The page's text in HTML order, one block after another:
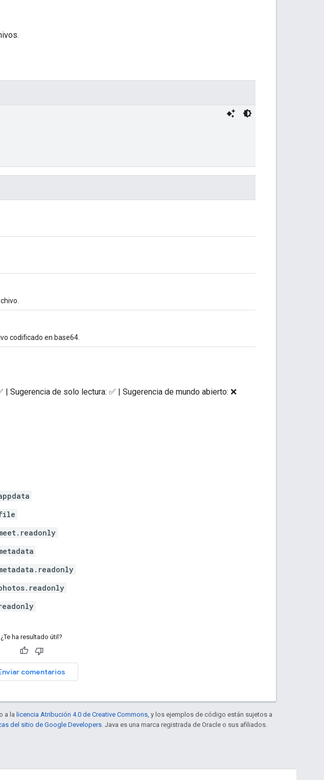
codificado en base64.
| Sugerencia de solo lectura: ✅ | Sugerencia de mundo abierto: ❌
¿Te ha resultado útil?
comentarios
a la licencia Atribución 4.0 de Creative Commons , y los ejemplos de código están sujetos a
del sitio de Google Developers . Java es una marca registrada de Oracle o sus afiliados.